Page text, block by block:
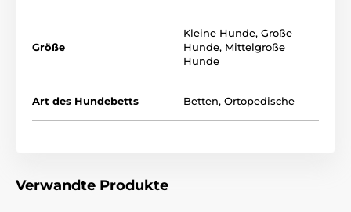
Innenseite des Hundebettes - Schaumstoffmatratze +
Gedächtnis-Schaum
Größe
Kleine Hunde, Große
Hunde, Mittelgroße
Hunde
Art des Hundebetts Betten, Ortopedische
Verwandte Produkte